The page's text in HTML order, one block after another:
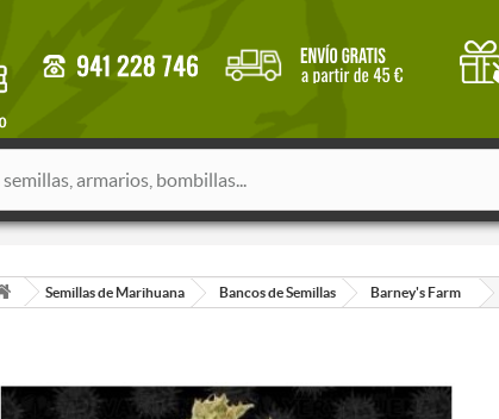
Semillas de Marihuana Bancos de Semillas Barney's Farm